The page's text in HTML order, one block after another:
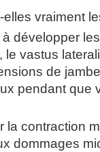
vraiment
développer
vastus
de
pendant que
contraction
dommages